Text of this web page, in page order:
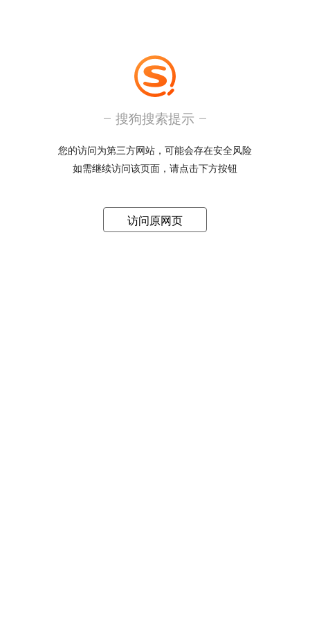
搜狗搜索提示
您的访问为第三方网站，可能会存在安全风险
如需继续访问该页面，请点击下方按钮
访问原网页